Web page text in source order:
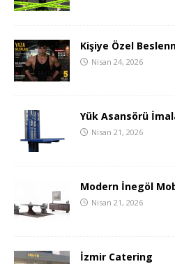
Kişiye Özel
Nisan 24, 2026
Yük Asansörü
Nisan 21, 2026
Modern İnegöl
Nisan 21, 2026
İzmir Catering